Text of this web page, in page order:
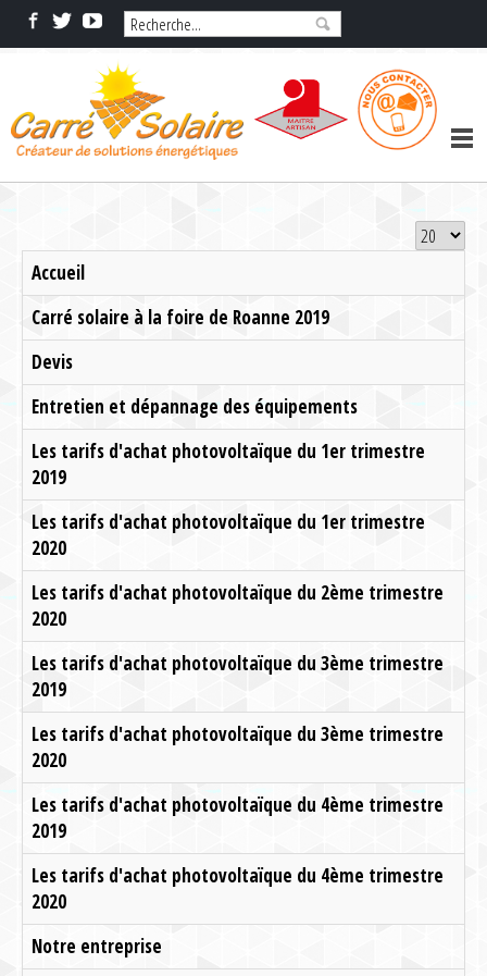
Accueil
Carré solaire à la foire de Roanne 2019
Devis
Entretien et dépannage des équipements
Les tarifs d'achat photovoltaïque du 1er trimestre
2019
Les tarifs d'achat photovoltaïque du 1er trimestre
2020
Les tarifs d'achat photovoltaïque du 2ème trimestre
2020
Les tarifs d'achat photovoltaïque du 3ème trimestre
2019
Les tarifs d'achat photovoltaïque du 3ème trimestre
2020
Les tarifs d'achat photovoltaïque du 4ème trimestre
2019
Les tarifs d'achat photovoltaïque du 4ème trimestre
2020
Notre entreprise